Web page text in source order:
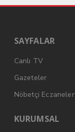
SAYFALAR
Canlı TV
Gazeteler
Nöbetçi Eczaneler
KURUMSAL